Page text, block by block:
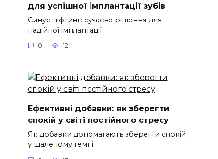
для успішної імплантації зубів
Синус-ліфтинг: сучасне рішення для
надійної імплантації
0 12
Ефективні добавки: як зберегти
спокій у світі постійного стресу
Як добавки допомагають зберегти спокій
у шаленому темпі